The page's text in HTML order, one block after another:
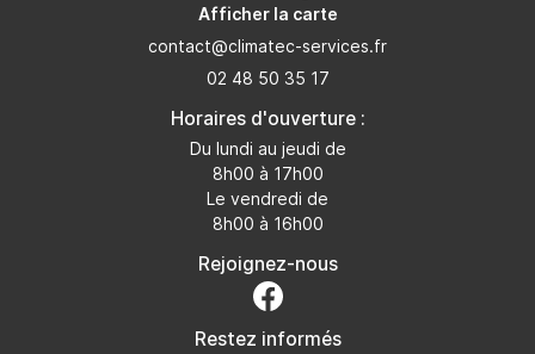
Afficher la carte
02 48 50 35 17
Horaires d'ouverture :
Du lundi au jeudi de
8h00 à 17h00
Le vendredi de
8h00 à 16h00
Rejoignez-nous
Restez informés